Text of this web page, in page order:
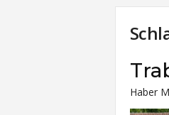
Haber